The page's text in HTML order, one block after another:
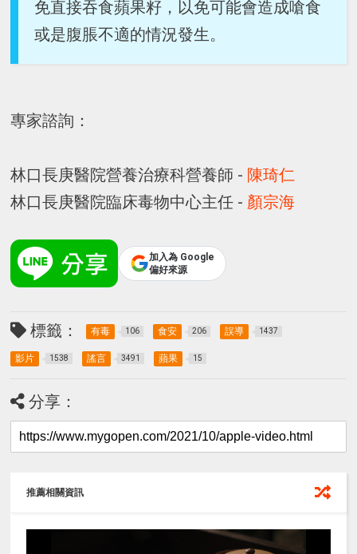
免直接吞食蘋果籽，以免可能會造成嗆食
或是腹脹不適的情況發生。
專家諮詢：
林口長庚醫院營養治療科營養師 - 陳琦仁
林口長庚醫院臨床毒物中心主任 - 顏宗海
加入為 Google
偏好來源
標籤： 有毒 106 食安 206 誤導 1437
影片 1538 謠言 3491 蘋果 15
分享：
推薦相關資訊